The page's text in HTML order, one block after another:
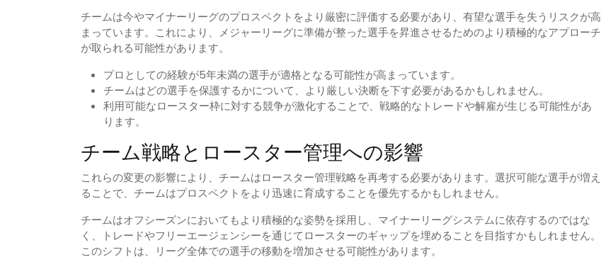
チームは今やマイナーリーグのプロスペクトをより厳密に評価する必要があり、有望な選手を失うリスクが高
まっています。これにより、メジャーリーグに準備が整った選手を昇進させるためのより積極的なアプローチ
が取られる可能性があります。
プロとしての経験が5年未満の選手が適格となる可能性が高まっています。
チームはどの選手を保護するかについて、より厳しい決断を下す必要があるかもしれません。
利用可能なロースター枠に対する競争が激化することで、戦略的なトレードや解雇が生じる可能性があ
ります。
チーム戦略とロースター管理への影響
これらの変更の影響により、チームはロースター管理戦略を再考する必要があります。選択可能な選手が増え
ることで、チームはプロスペクトをより迅速に育成することを優先するかもしれません。
チームはオフシーズンにおいてもより積極的な姿勢を採用し、マイナーリーグシステムに依存するのではな
く、トレードやフリーエージェンシーを通じてロースターのギャップを埋めることを目指すかもしれません。
このシフトは、リーグ全体での選手の移動を増加させる可能性があります。